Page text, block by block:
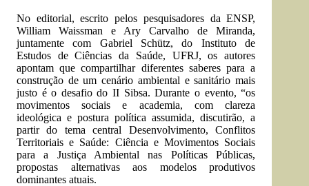
No editorial, escrito pelos pesquisadores da ENSP,
William Waissman e Ary Carvalho de Miranda,
juntamente com Gabriel Schütz, do Instituto de
Estudos de Ciências da Saúde, UFRJ, os autores
apontam que compartilhar diferentes saberes para a
construção de um cenário ambiental e sanitário mais
justo é o desafio do II Sibsa. Durante o evento, “os
movimentos sociais e academia, com clareza
ideológica e postura política assumida, discutirão, a
partir do tema central Desenvolvimento, Conflitos
Territoriais e Saúde: Ciência e Movimentos Sociais
para a Justiça Ambiental nas Políticas Públicas,
propostas alternativas aos modelos produtivos
dominantes atuais.